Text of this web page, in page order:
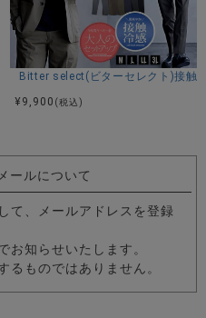
ッパーパンツ/全4色
Bitter select(ビターセレクト)接触
¥ 9,900 (税込)
ールについて
て、メールアドレスを登録
お知らせいたします。
るものではありません。